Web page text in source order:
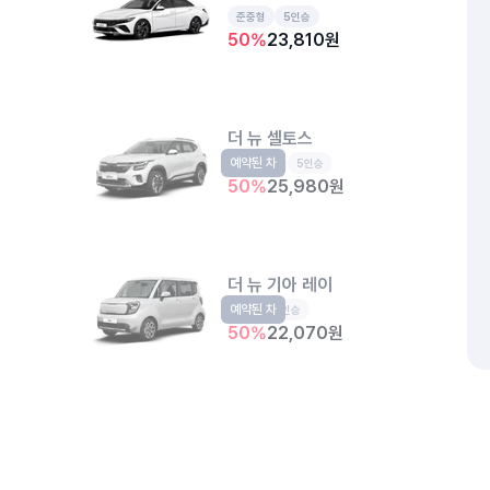
준중형 5인승
50%23,810원
더 뉴 셀토스
소형SUV 5인승
50%25,980원
예약된 차
더 뉴 기아 레이
경형 5인승
50%22,070원
예약된 차